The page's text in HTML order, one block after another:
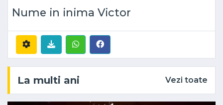
Nume in inima Victor
La multi ani Vezi toate